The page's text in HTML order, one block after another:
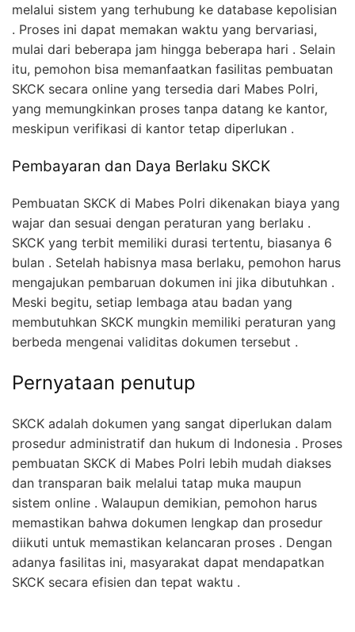
melalui sistem yang terhubung ke database kepolisian
. Proses ini dapat memakan waktu yang bervariasi,
mulai dari beberapa jam hingga beberapa hari . Selain
itu, pemohon bisa memanfaatkan fasilitas pembuatan
SKCK secara online yang tersedia dari Mabes Polri,
yang memungkinkan proses tanpa datang ke kantor,
meskipun verifikasi di kantor tetap diperlukan .
Pembayaran dan Daya Berlaku SKCK
Pembuatan SKCK di Mabes Polri dikenakan biaya yang
wajar dan sesuai dengan peraturan yang berlaku .
SKCK yang terbit memiliki durasi tertentu, biasanya 6
bulan . Setelah habisnya masa berlaku, pemohon harus
mengajukan pembaruan dokumen ini jika dibutuhkan .
Meski begitu, setiap lembaga atau badan yang
membutuhkan SKCK mungkin memiliki peraturan yang
berbeda mengenai validitas dokumen tersebut .
Pernyataan penutup
SKCK adalah dokumen yang sangat diperlukan dalam
prosedur administratif dan hukum di Indonesia . Proses
pembuatan SKCK di Mabes Polri lebih mudah diakses
dan transparan baik melalui tatap muka maupun
sistem online . Walaupun demikian, pemohon harus
memastikan bahwa dokumen lengkap dan prosedur
diikuti untuk memastikan kelancaran proses . Dengan
adanya fasilitas ini, masyarakat dapat mendapatkan
SKCK secara efisien dan tepat waktu .